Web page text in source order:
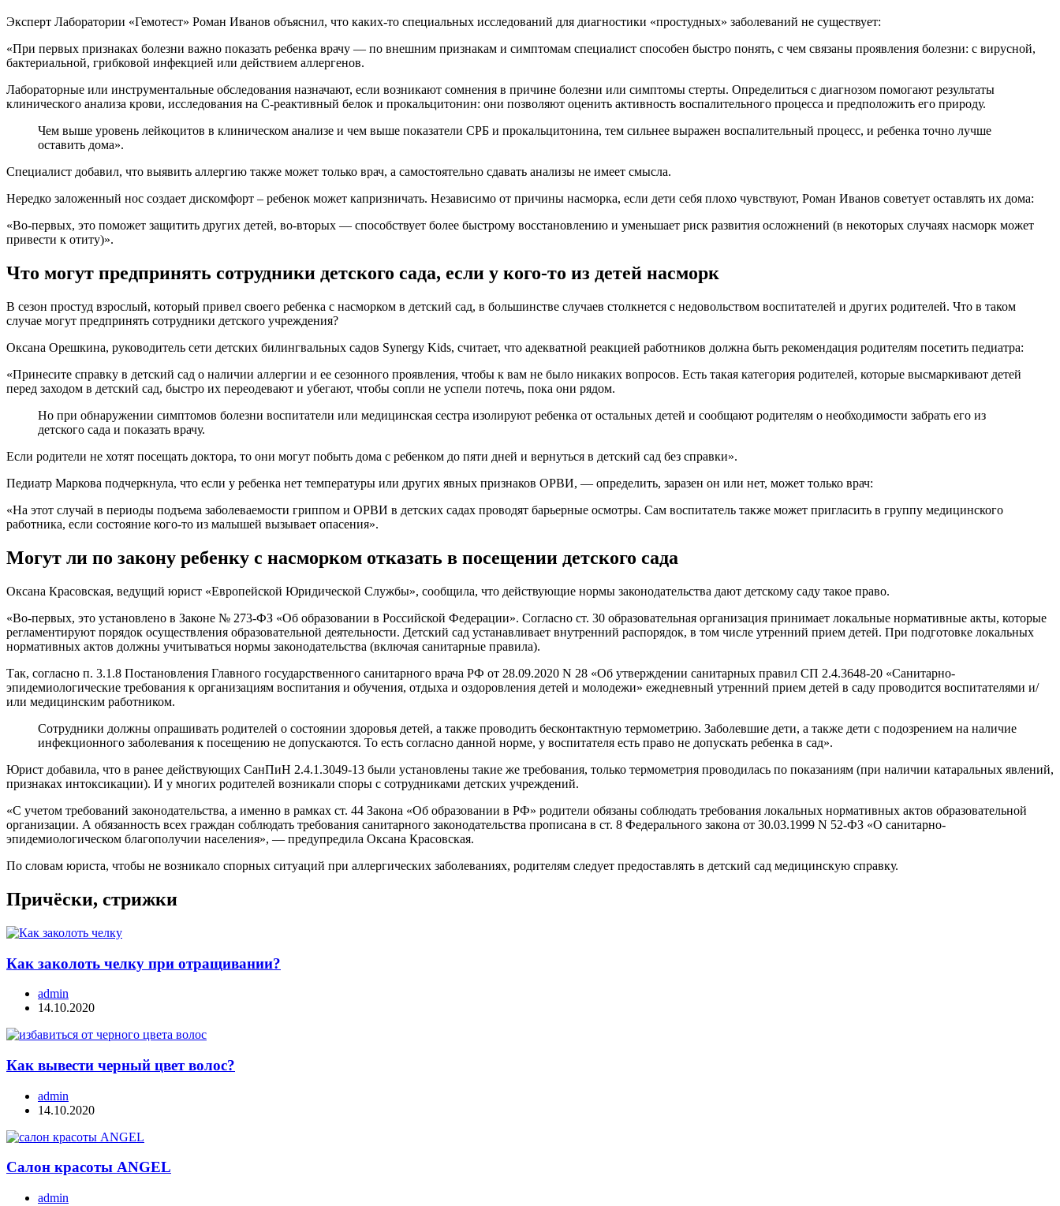
Эксперт Лаборатории «Гемотест» Роман Иванов объяснил, что каких-то специальных исследований для диагностики «простудных» заболеваний не существует:
«При первых признаках болезни важно показать ребенка врачу — по внешним признакам и симптомам специалист способен быстро понять, с чем связаны проявления болезни: с вирусной,
бактериальной, грибковой инфекцией или действием аллергенов.
Лабораторные или инструментальные обследования назначают, если возникают сомнения в причине болезни или симптомы стерты. Определиться с диагнозом помогают результаты
клинического анализа крови, исследования на C-реактивный белок и прокальцитонин: они позволяют оценить активность воспалительного процесса и предположить его природу.
Чем выше уровень лейкоцитов в клиническом анализе и чем выше показатели СРБ и прокальцитонина, тем сильнее выражен воспалительный процесс, и ребенка точно лучше
оставить дома».
Специалист добавил, что выявить аллергию также может только врач, а самостоятельно сдавать анализы не имеет смысла.
Нередко заложенный нос создает дискомфорт – ребенок может капризничать. Независимо от причины насморка, если дети себя плохо чувствуют, Роман Иванов советует оставлять их дома:
«Во-первых, это поможет защитить других детей, во-вторых — способствует более быстрому восстановлению и уменьшает риск развития осложнений (в некоторых случаях насморк может
привести к отиту)».
Что могут предпринять сотрудники детского сада, если у кого-то из детей насморк
В сезон простуд взрослый, который привел своего ребенка с насморком в детский сад, в большинстве случаев столкнется с недовольством воспитателей и других родителей. Что в таком
случае могут предпринять сотрудники детского учреждения?
Оксана Орешкина, руководитель сети детских билингвальных садов Synergy Kids, считает, что адекватной реакцией работников должна быть рекомендация родителям посетить педиатра:
«Принесите справку в детский сад о наличии аллергии и ее сезонного проявления, чтобы к вам не было никаких вопросов. Есть такая категория родителей, которые высмаркивают детей
перед заходом в детский сад, быстро их переодевают и убегают, чтобы сопли не успели потечь, пока они рядом.
Но при обнаружении симптомов болезни воспитатели или медицинская сестра изолируют ребенка от остальных детей и сообщают родителям о необходимости забрать его из
детского сада и показать врачу.
Если родители не хотят посещать доктора, то они могут побыть дома с ребенком до пяти дней и вернуться в детский сад без справки».
Педиатр Маркова подчеркнула, что если у ребенка нет температуры или других явных признаков ОРВИ, — определить, заразен он или нет, может только врач:
«На этот случай в периоды подъема заболеваемости гриппом и ОРВИ в детских садах проводят барьерные осмотры. Сам воспитатель также может пригласить в группу медицинского
работника, если состояние кого-то из малышей вызывает опасения».
Могут ли по закону ребенку с насморком отказать в посещении детского сада
Оксана Красовская, ведущий юрист «Европейской Юридической Службы», сообщила, что действующие нормы законодательства дают детскому саду такое право.
«Во-первых, это установлено в Законе № 273-ФЗ «Об образовании в Российской Федерации». Согласно ст. 30 образовательная организация принимает локальные нормативные акты, которые
регламентируют порядок осуществления образовательной деятельности. Детский сад устанавливает внутренний распорядок, в том числе утренний прием детей. При подготовке локальных
нормативных актов должны учитываться нормы законодательства (включая санитарные правила).
Так, согласно п. 3.1.8 Постановления Главного государственного санитарного врача РФ от 28.09.2020 N 28 «Об утверждении санитарных правил СП 2.4.3648-20 «Санитарно-
эпидемиологические требования к организациям воспитания и обучения, отдыха и оздоровления детей и молодежи» ежедневный утренний прием детей в саду проводится воспитателями и/
или медицинским работником.
Сотрудники должны опрашивать родителей о состоянии здоровья детей, а также проводить бесконтактную термометрию. Заболевшие дети, а также дети с подозрением на наличие
инфекционного заболевания к посещению не допускаются. То есть согласно данной норме, у воспитателя есть право не допускать ребенка в сад».
Юрист добавила, что в ранее действующих СанПиН 2.4.1.3049-13 были установлены такие же требования, только термометрия проводилась по показаниям (при наличии катаральных явлений,
признаках интоксикации). И у многих родителей возникали споры с сотрудниками детских учреждений.
«С учетом требований законодательства, а именно в рамках ст. 44 Закона «Об образовании в РФ» родители обязаны соблюдать требования локальных нормативных актов образовательной
организации. А обязанность всех граждан соблюдать требования санитарного законодательства прописана в ст. 8 Федерального закона от 30.03.1999 N 52-ФЗ «О санитарно-
эпидемиологическом благополучии населения», — предупредила Оксана Красовская.
По словам юриста, чтобы не возникало спорных ситуаций при аллергических заболеваниях, родителям следует предоставлять в детский сад медицинскую справку.
Причёски, стрижки
Как заколоть челку при отращивании?
admin
14.10.2020
Как вывести черный цвет волос?
admin
14.10.2020
Салон красоты ANGEL
admin